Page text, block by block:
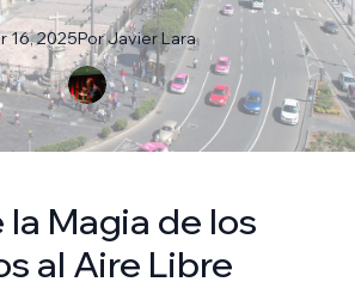
16, 2025PorJavierLara
Magia de los
al Aire Libre